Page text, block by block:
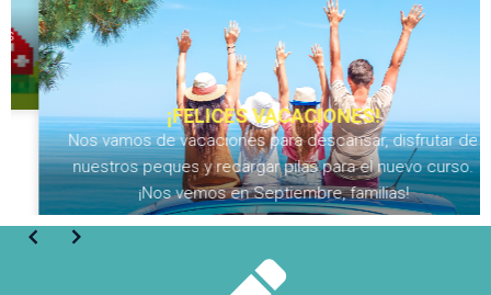
¡FELICES VACACIONES!
Nos vamos de vacaciones para descansar, disfrutar de
nuestros peques y recargar pilas para el nuevo curso.
¡Nos vemos en Septiembre, familias!